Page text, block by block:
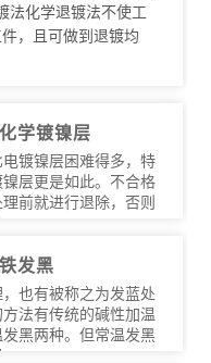
法化学退镀法不使工
，且可做到退镀均
学镀镍层
镀镍层困难得多，特
层更是如此。不合格
前就进行退除，否则
发黑
也有被称之为发蓝处
法有传统的碱性加温
黑两种。但常温发黑